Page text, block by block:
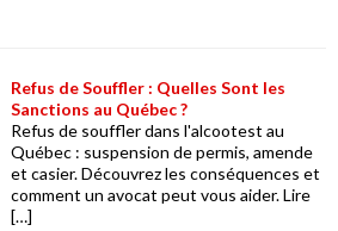
Refus de Souffler : Quelles Sont les
Sanctions au Québec ?
Refus de souffler dans l'alcootest au
Québec : suspension de permis, amende
et casier. Découvrez les conséquences et
comment un avocat peut vous aider. Lire
[…]